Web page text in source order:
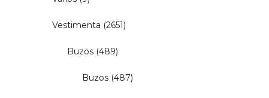
Vestimenta (2651)
Buzos (489)
Buzos (487)